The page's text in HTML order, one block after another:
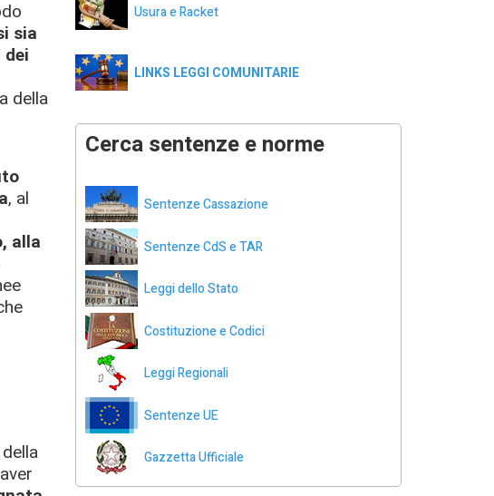
sia
della
, al
alla
Usura e Racket
LINKS LEGGI COMUNITARIE
Cerca sentenze e norme
Sentenze Cassazione
Sentenze CdS e TAR
Leggi dello Stato
Costituzione e Codici
Leggi Regionali
Sentenze UE
Gazzetta Ufficiale